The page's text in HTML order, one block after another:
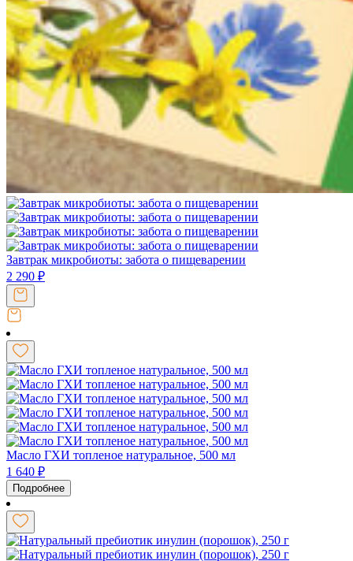
Завтрак микробиоты: забота о пищеварении
2 290 ₽
Масло ГХИ топленое натуральное, 500 мл
1 640 ₽
Подробнее